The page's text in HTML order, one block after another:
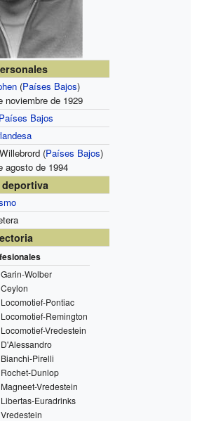
(Países Bajos)
noviembre de 1929
Países Bajos
(Países Bajos)
agosto de 1994
Garin-Wolber
Ceylon
Locomotief-Pontiac
Locomotief-Remington
Locomotief-Vredestein
D'Alessandro
Bianchi-Pirelli
Rochet-Dunlop
Magneet-Vredestein
Libertas-Euradrinks
Vredestein